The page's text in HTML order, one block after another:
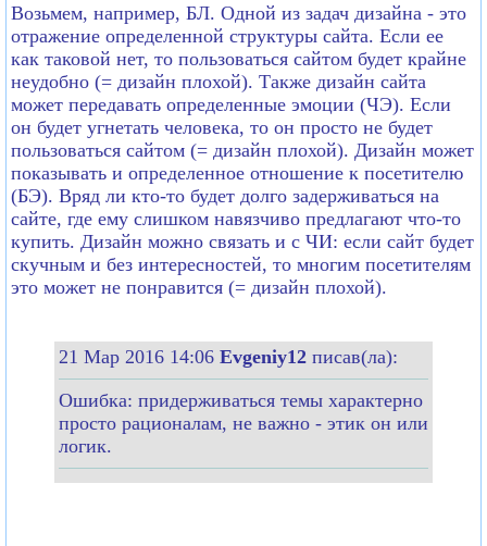
Возьмем, например, БЛ. Одной из задач дизайна - это
отражение определенной структуры сайта. Если ее
как таковой нет, то пользоваться сайтом будет крайне
неудобно (= дизайн плохой). Также дизайн сайта
может передавать определенные эмоции (ЧЭ). Если
он будет угнетать человека, то он просто не будет
пользоваться сайтом (= дизайн плохой). Дизайн может
показывать и определенное отношение к посетителю
(БЭ). Вряд ли кто-то будет долго задерживаться на
сайте, где ему слишком навязчиво предлагают что-то
купить. Дизайн можно связать и с ЧИ: если сайт будет
скучным и без интересностей, то многим посетителям
это может не понравится (= дизайн плохой).
21 Мар 2016 14:06 Evgeniy12 писав(ла):
Ошибка: придерживаться темы характерно
просто рационалам, не важно - этик он или
логик.